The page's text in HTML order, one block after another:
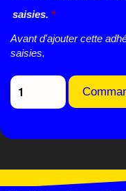
saisies. *
Avant d'ajouter cette
saisies.